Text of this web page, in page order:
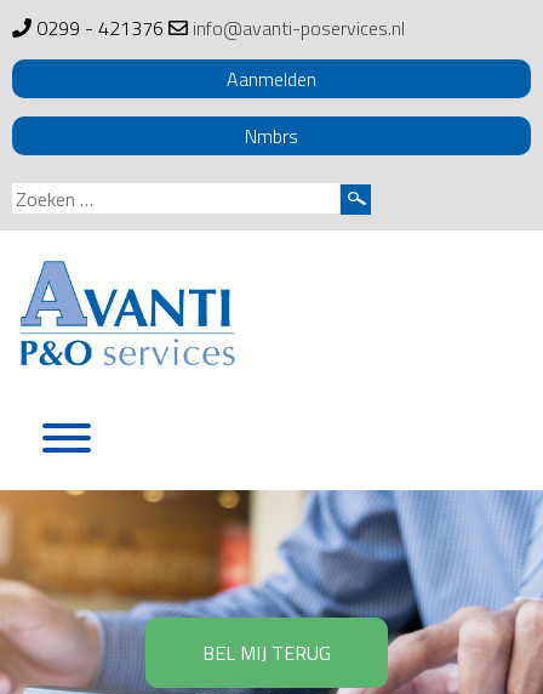
0299 - 421376
info@avanti-poservices.nl
Aanmelden
Nmbrs
Zoeken
naar:
BEL MIJ TERUG